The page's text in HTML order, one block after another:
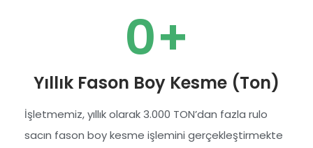
Yıllık Fason Boy Kesme (Ton)
0+
İşletmemiz, yıllık olarak 3.000 TON’dan fazla rulo
sacın fason boy kesme işlemini gerçekleştirmekte